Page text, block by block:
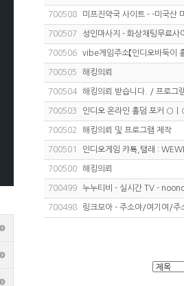
700508 미프진약국 사이트 - -미국산
700507 성인마사지 - 화­상­채­팅­무­료­
700506 vibe게임주소【인디오바둑이
700505 해킹의뢰
700504 해킹의뢰 받습니다. / 프로그
700503 인디오 온라인 홀덤 포커 ○
700502 해킹의뢰 및 프로그램 제작
700501 인디오게임 캬툑,탤래 :
700500 해킹의뢰
700499 누누티비 - 실시간 TV -
700498 링크모아 - 주소야/여기여/